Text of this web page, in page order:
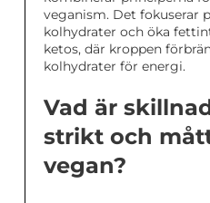
veganism. Det fokuserar
kolhydrater och öka
ketos, där kroppen
kolhydrater för energi.
Vad är
strikt och
vegan?